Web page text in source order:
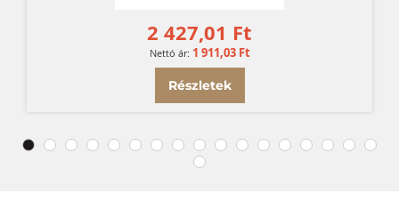
2 427,01 Ft
1 911,03 Ft
Részletek